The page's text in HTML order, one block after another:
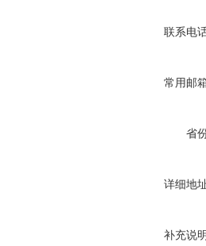
联系电
常用邮
省
详细地
补充说